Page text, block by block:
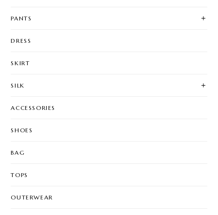
PANTS
DRESS
SKIRT
SILK
ACCESSORIES
SHOES
BAG
TOPS
OUTERWEAR